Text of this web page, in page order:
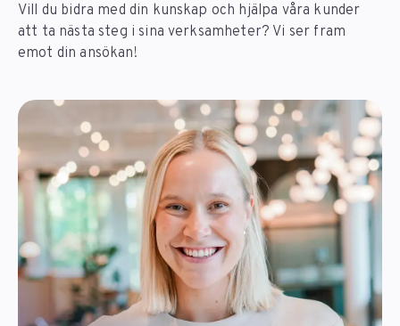
Vill du bidra med din kunskap och hjälpa våra kunder
att ta nästa steg i sina verksamheter? Vi ser fram
emot din ansökan!